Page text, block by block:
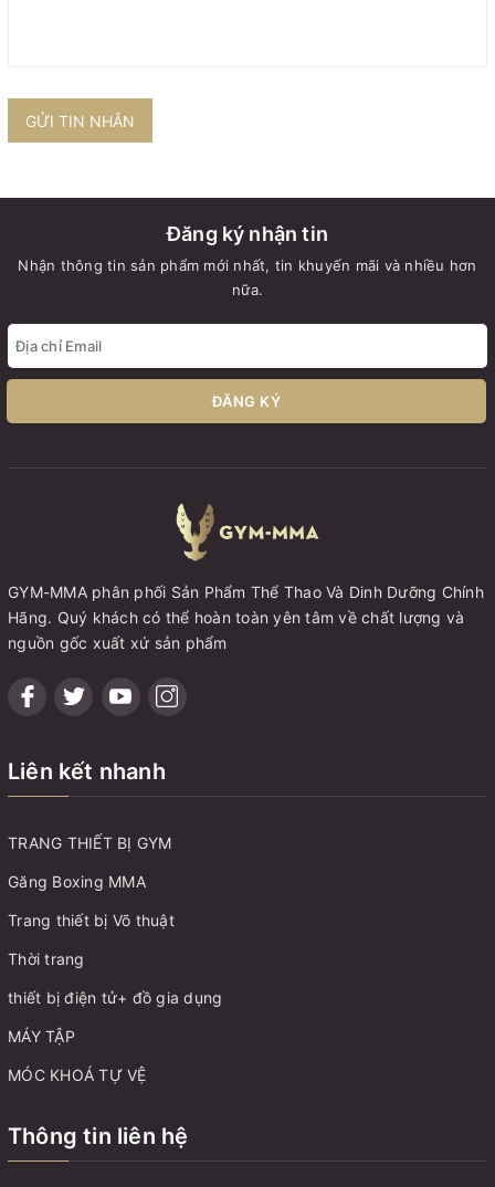
GỬI TIN NHẮN
Đăng ký nhận tin
Nhận thông tin sản phẩm mới nhất, tin khuyến mãi và nhiều hơn
nữa.
ĐĂNG KÝ
GYM-MMA phân phối Sản Phẩm Thể Thao Và Dinh Dưỡng Chính
Hãng. Quý khách có thể hoàn toàn yên tâm về chất lượng và
nguồn gốc xuất xứ sản phẩm
Liên kết nhanh
TRANG THIẾT BỊ GYM
Găng Boxing MMA
Trang thiết bị Võ thuật
Thời trang
thiết bị điện tử+ đồ gia dụng
MÁY TẬP
MÓC KHOÁ TỰ VỆ
Thông tin liên hệ